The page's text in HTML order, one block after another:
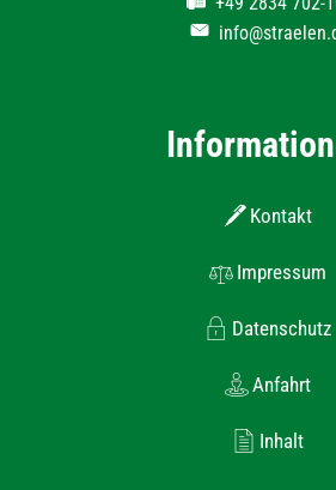
Kontakt
Impressum
Datenschutz
Anfahrt
Inhalt